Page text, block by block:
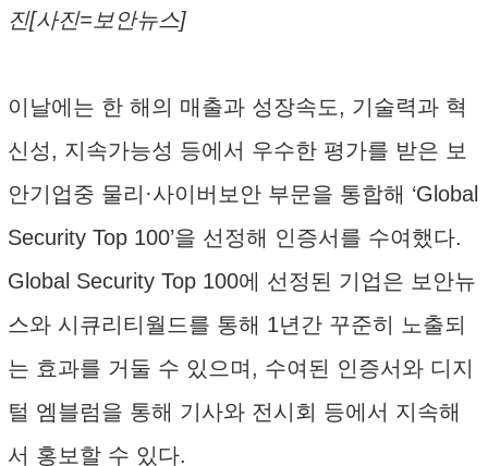
진[사진=보안뉴스]
이날에는 한 해의 매출과 성장속도, 기술력과 혁
신성, 지속가능성 등에서 우수한 평가를 받은 보
안기업중 물리·사이버보안 부문을 통합해 ‘Global
Security Top 100’을 선정해 인증서를 수여했다.
Global Security Top 100에 선정된 기업은 보안뉴
스와 시큐리티월드를 통해 1년간 꾸준히 노출되
는 효과를 거둘 수 있으며, 수여된 인증서와 디지
털 엠블럼을 통해 기사와 전시회 등에서 지속해
서 홍보할 수 있다.